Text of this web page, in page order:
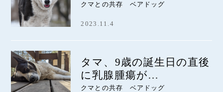
クマとの共存 ベアドッグ
2023.11.4
タマ、9歳の誕生日の直後
に乳腺腫瘍が…
クマとの共存 ベアドッグ